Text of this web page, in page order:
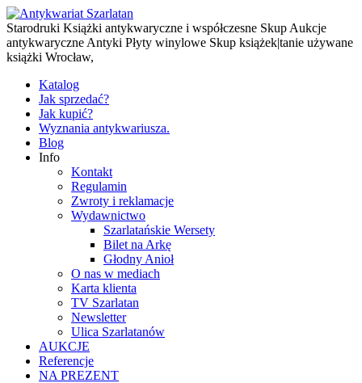
Starodruki Książki antykwaryczne i współczesne Skup Aukcje
antykwaryczne Antyki Płyty winylowe Skup książek|tanie używane
książki Wrocław,
Katalog
Jak sprzedać?
Jak kupić?
Wyznania antykwariusza.
Blog
Info
Kontakt
Regulamin
Zwroty i reklamacje
Wydawnictwo
Szarlatańskie Wersety
Bilet na Arkę
Głodny Anioł
O nas w mediach
Karta klienta
TV Szarlatan
Newsletter
Ulica Szarlatanów
AUKCJE
Referencje
NA PREZENT